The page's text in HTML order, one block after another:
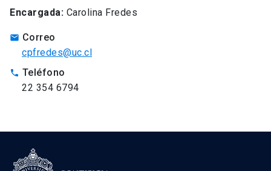
Encargada: Carolina Fredes
mail Correo
cpfredes@uc.cl
phone Teléfono
22 354 6794